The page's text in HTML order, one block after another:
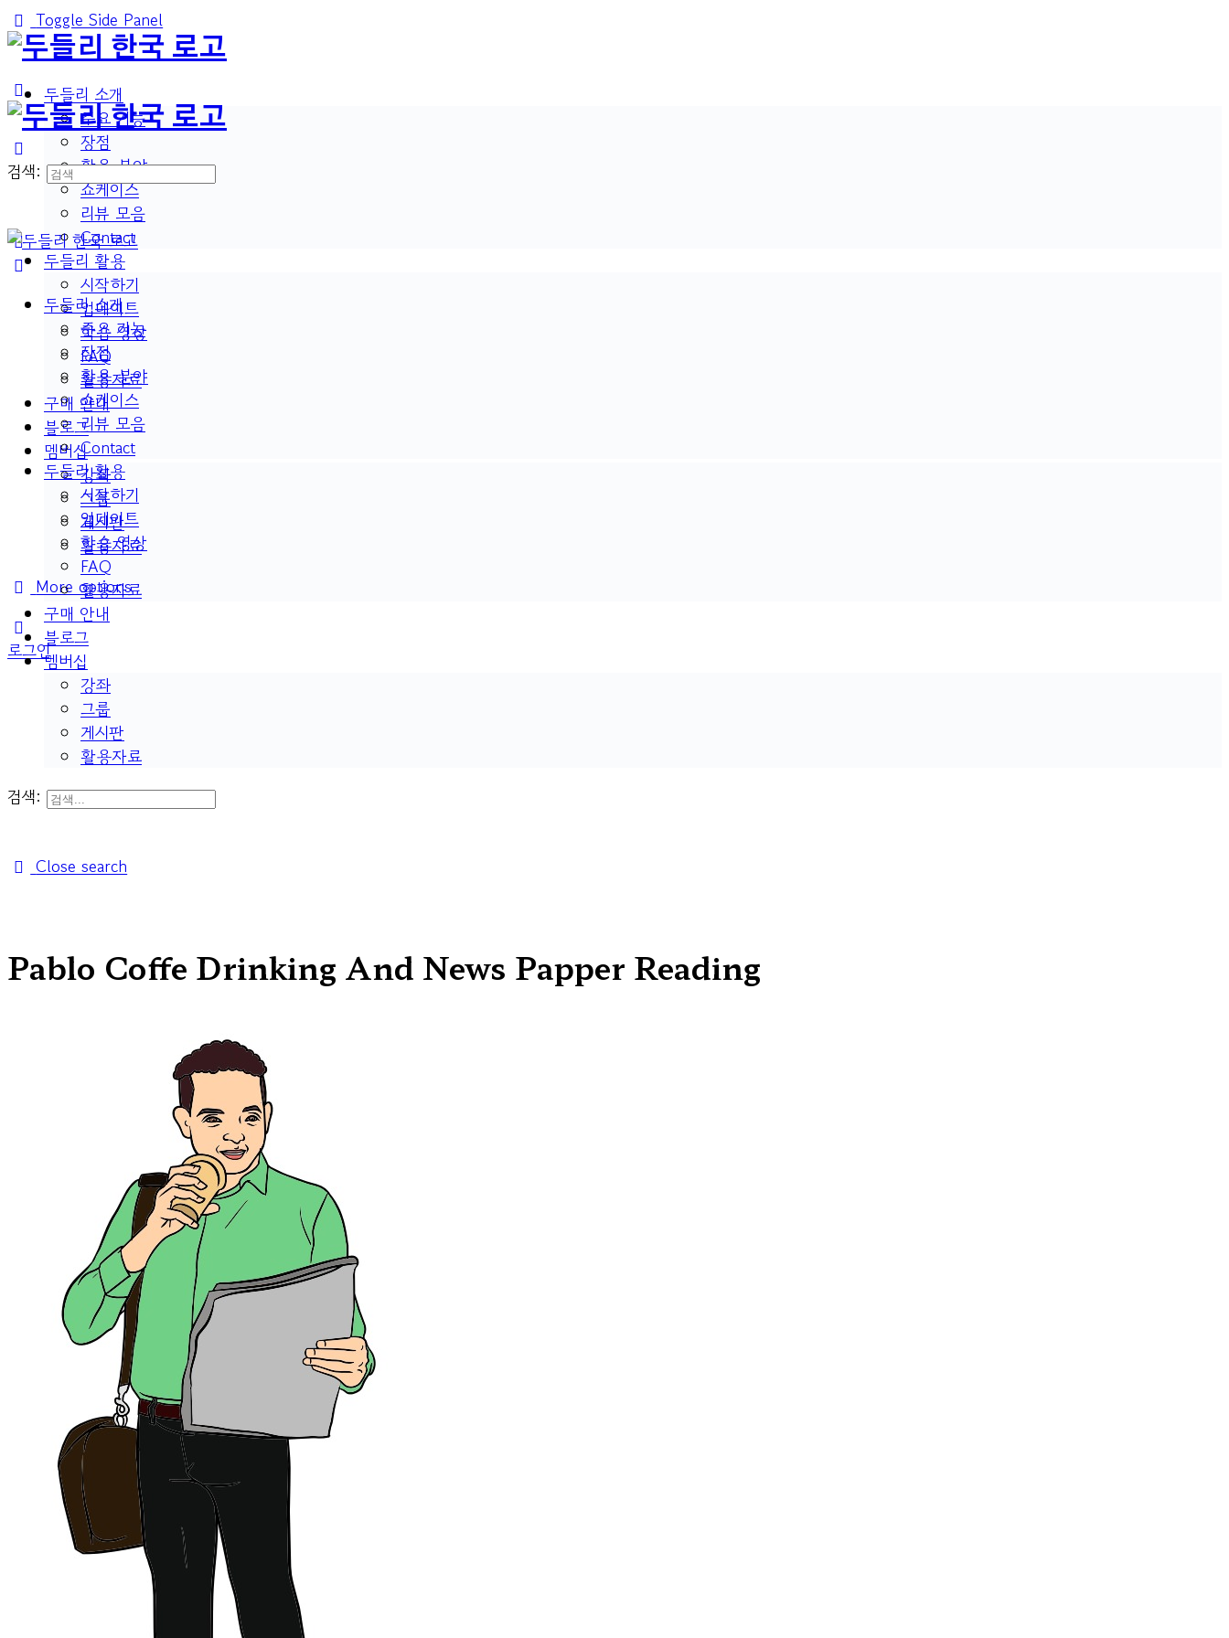
Toggle Side Panel
두들리 소개
주요 기능
장점
활용 분야
쇼케이스
리뷰 모음
Contact
두들리 활용
시작하기
업데이트
학습 영상
FAQ
활용자료
구매 안내
블로그
멤버십
강좌
그룹
게시판
활용자료
More options
로그인
검색:
두들리 소개
주요 기능
장점
활용 분야
쇼케이스
리뷰 모음
Contact
두들리 활용
시작하기
업데이트
학습 영상
FAQ
활용자료
구매 안내
블로그
멤버십
강좌
그룹
게시판
활용자료
검색:
Close search
Pablo Coffe Drinking And News Papper Reading